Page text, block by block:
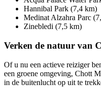
Hannibal Park (7,4 km)
Medinat Alzahra Parc
Zinebledi (7,5 km)
Verken de natuur van
Of u nu een actieve reiziger
een groene omgeving, Chott
in de buitenlucht op uit te